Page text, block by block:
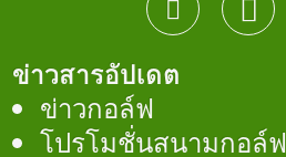
ข่าวสารอัปเดต
ข่าวกอล์ฟ
โปรโมชั่นสนามกอล์ฟ